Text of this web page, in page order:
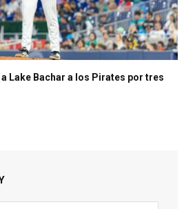
Lake Bachar a los Pirates por tres